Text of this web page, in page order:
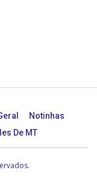
Notinhas
De MT